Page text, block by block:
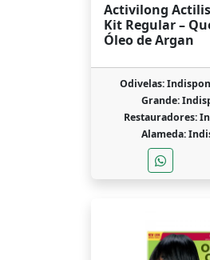
Activilong
Kit Regular –
Óleo de Argan
Odivelas:
Grande:
Restauradores:
Alameda: